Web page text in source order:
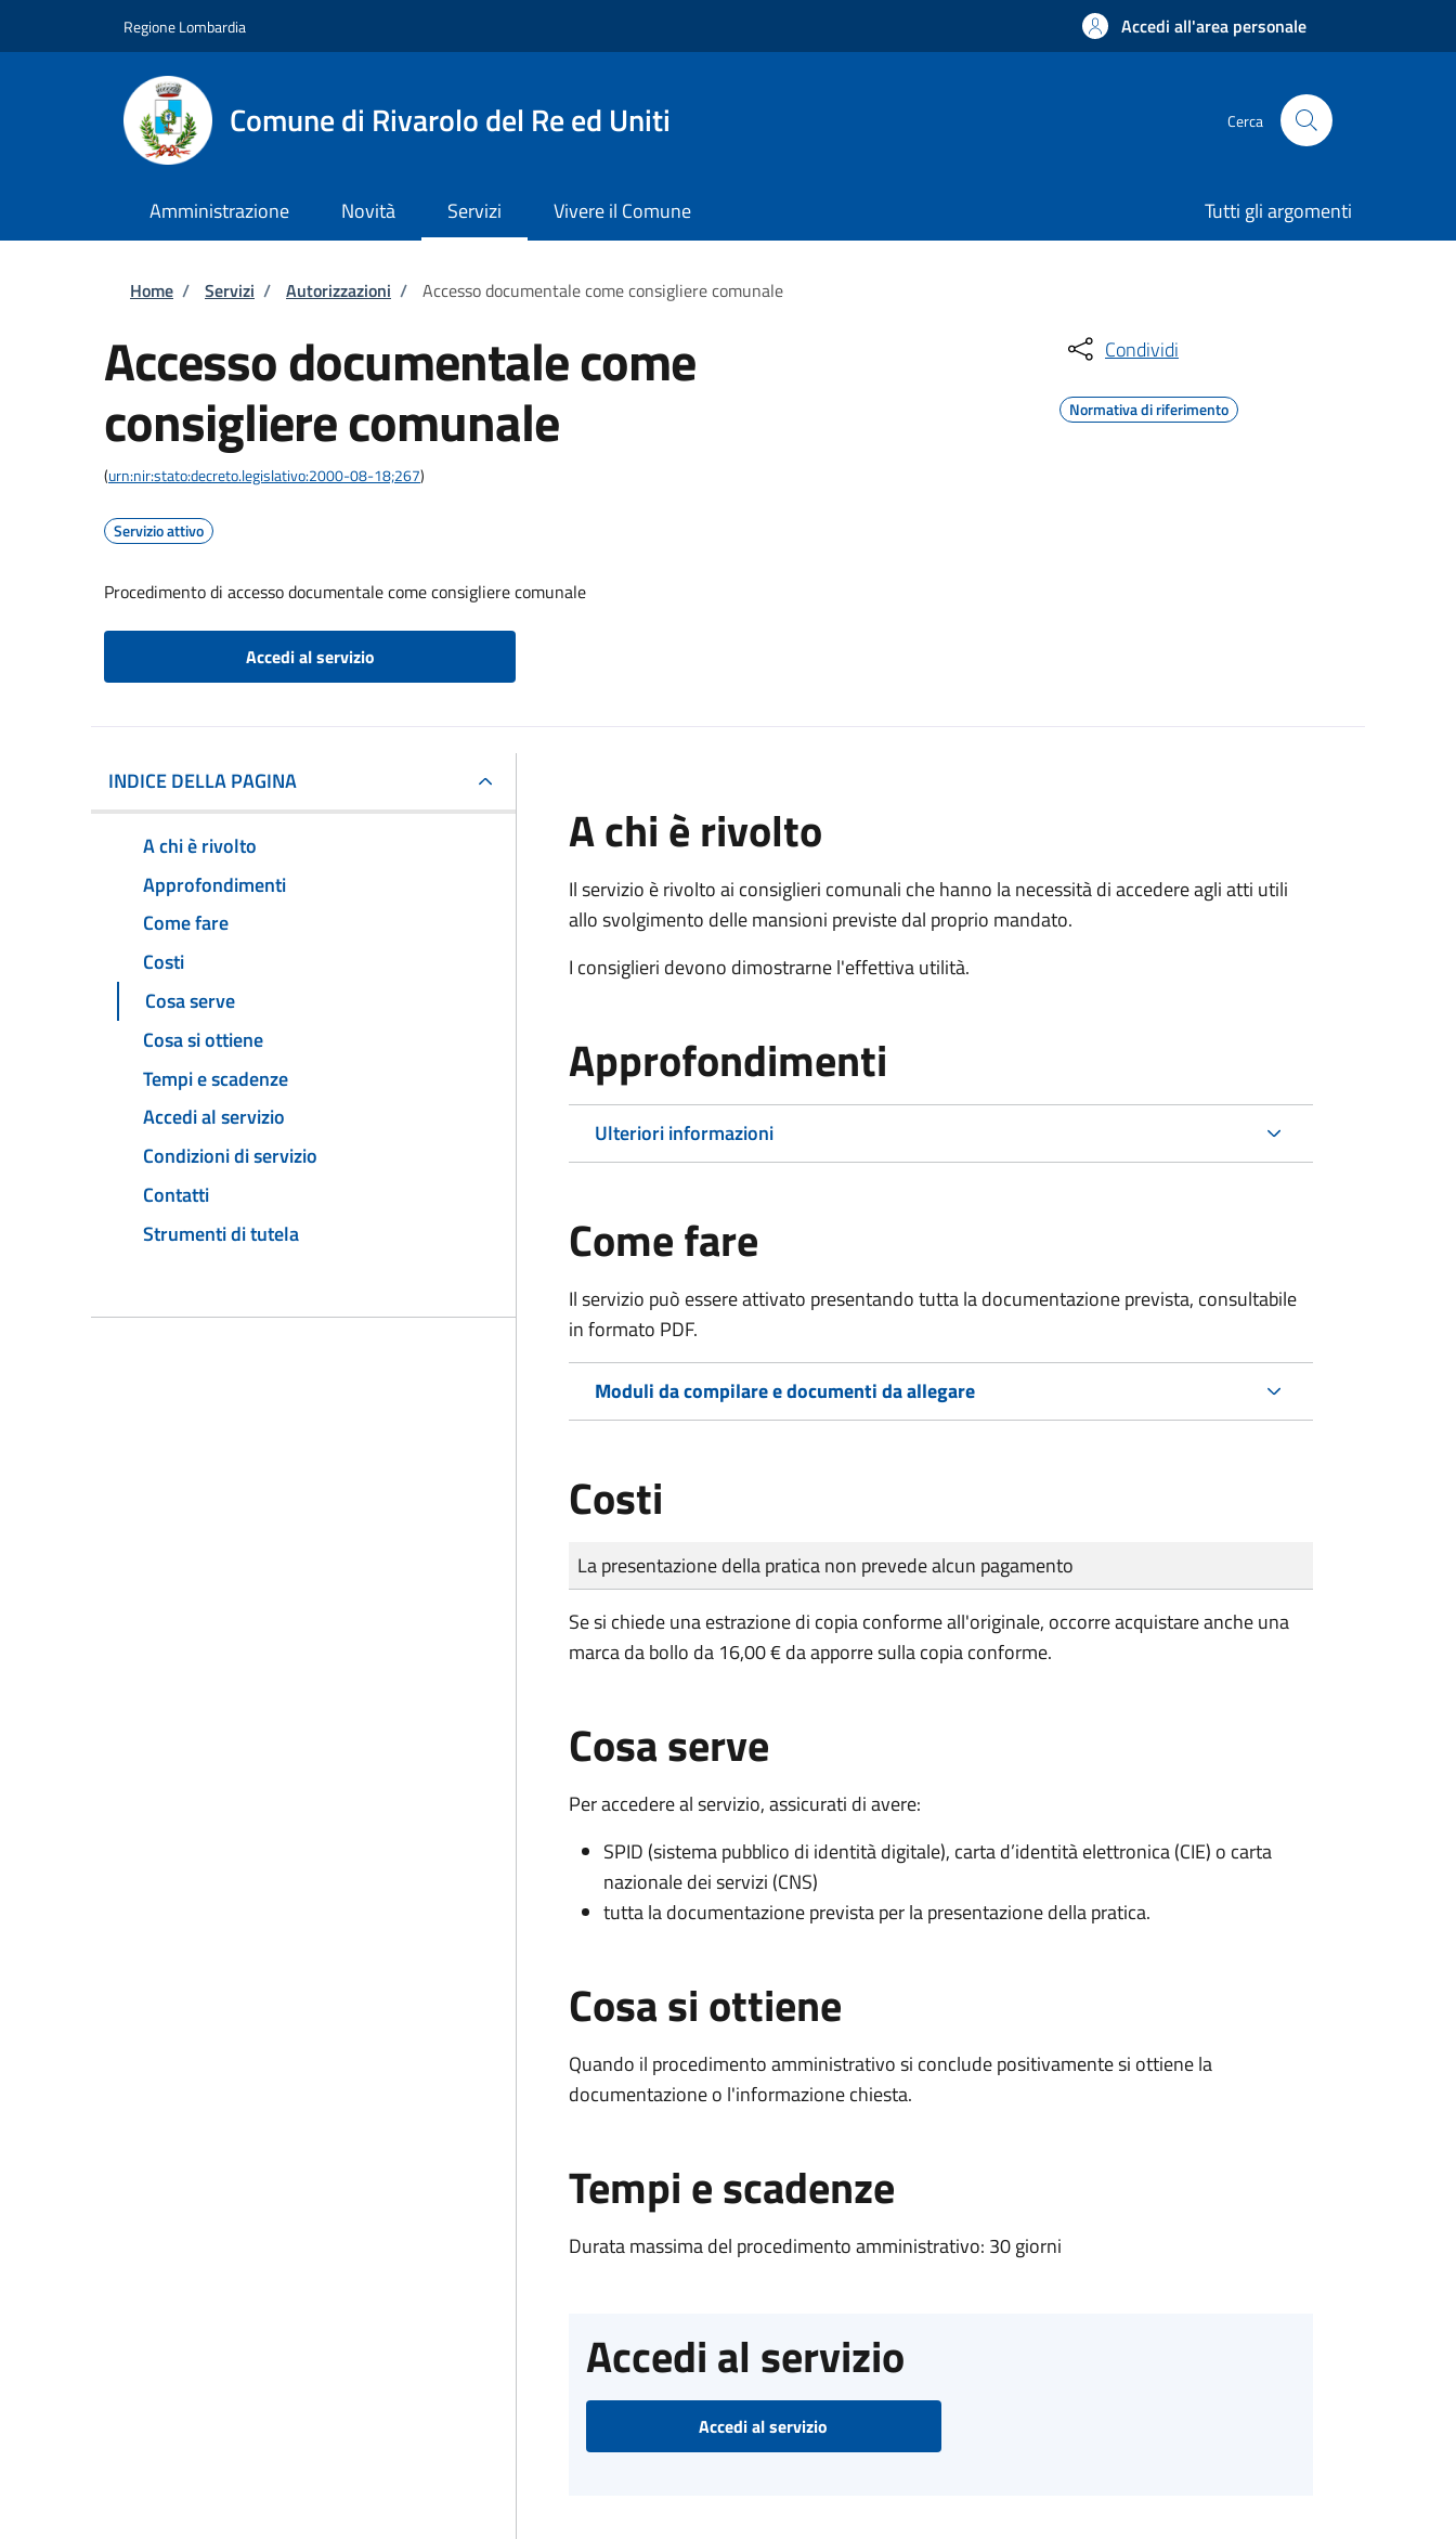
Regione Lombardia Accedi all'area personale
Comune di Rivarolo del Re ed Uniti Cerca
Amministrazione Novità Servizi Vivere il Comune Tutti gli argomenti
Briciole di pane
Home / Servizi / Autorizzazioni / Accesso documentale come consigliere comunale
Accesso documentale come
consigliere comunale
(urn:nir:stato:decreto.legislativo:2000-08-18;267)
Servizio attivo
Procedimento di accesso documentale come consigliere comunale
Accedi al servizio
Condividi
Normativa di riferimento
INDICE DELLA PAGINA
A chi è rivolto
Approfondimenti
Come fare
Costi
Cosa serve
Cosa si ottiene
Tempi e scadenze
Accedi al servizio
Condizioni di servizio
Contatti
Strumenti di tutela
A chi è rivolto
Il servizio è rivolto ai consiglieri comunali che hanno la necessità di accedere agli atti utili
allo svolgimento delle mansioni previste dal proprio mandato.
I consiglieri devono dimostrarne l'effettiva utilità.
Approfondimenti
Ulteriori informazioni
Come fare
Il servizio può essere attivato presentando tutta la documentazione prevista, consultabile
in formato PDF.
Moduli da compilare e documenti da allegare
Costi
Tipo di pagamento
Importo
La presentazione della pratica non prevede alcun pagamento
Se si chiede una estrazione di copia conforme all'originale, occorre acquistare anche una
marca da bollo da 16,00 € da apporre sulla copia conforme.
Cosa serve
Per accedere al servizio, assicurati di avere:
SPID (sistema pubblico di identità digitale), carta d’identità elettronica (CIE) o carta
nazionale dei servizi (CNS)
tutta la documentazione prevista per la presentazione della pratica.
Cosa si ottiene
Quando il procedimento amministrativo si conclude positivamente si ottiene la
documentazione o l'informazione chiesta.
Tempi e scadenze
Durata massima del procedimento amministrativo: 30 giorni
Accedi al servizio
Accedi al servizio